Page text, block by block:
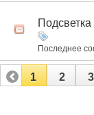
Последнее
1 2 3